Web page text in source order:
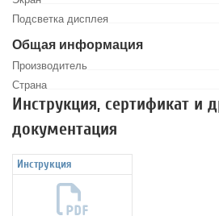
Подсветка дисплея
Общая информация
Производитель
Страна
Инструкция, сертификат и
документация
Инструкция